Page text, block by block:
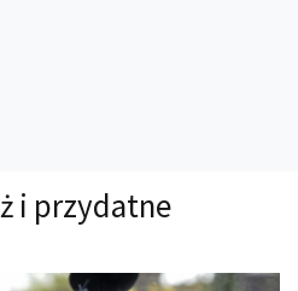
i przydatne